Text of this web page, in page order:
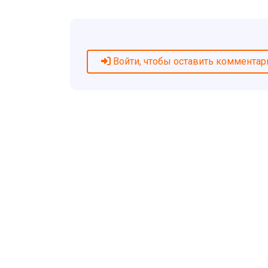
Войти, чтобы оставить